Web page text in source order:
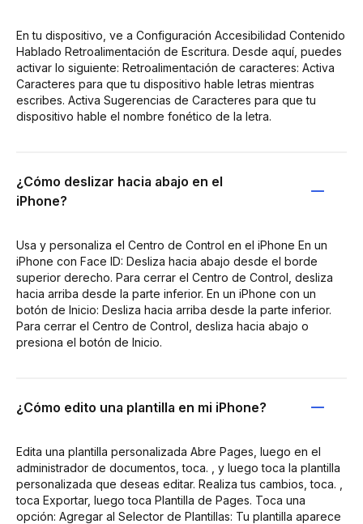
En tu dispositivo, ve a Configuración Accesibilidad Contenido
Hablado Retroalimentación de Escritura. Desde aquí, puedes
activar lo siguiente: Retroalimentación de caracteres: Activa
Caracteres para que tu dispositivo hable letras mientras
escribes. Activa Sugerencias de Caracteres para que tu
dispositivo hable el nombre fonético de la letra.
¿Cómo deslizar hacia abajo en el
iPhone?
Usa y personaliza el Centro de Control en el iPhone En un
iPhone con Face ID: Desliza hacia abajo desde el borde
superior derecho. Para cerrar el Centro de Control, desliza
hacia arriba desde la parte inferior. En un iPhone con un
botón de Inicio: Desliza hacia arriba desde la parte inferior.
Para cerrar el Centro de Control, desliza hacia abajo o
presiona el botón de Inicio.
¿Cómo edito una plantilla en mi iPhone?
Edita una plantilla personalizada Abre Pages, luego en el
administrador de documentos, toca. , y luego toca la plantilla
personalizada que deseas editar. Realiza tus cambios, toca. ,
toca Exportar, luego toca Plantilla de Pages. Toca una
opción: Agregar al Selector de Plantillas: Tu plantilla aparece